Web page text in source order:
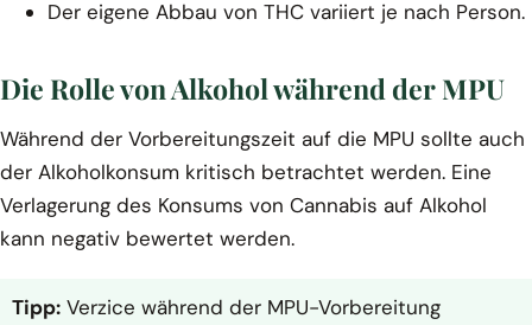
Der eigene Abbau von THC variiert je nach Person.
Die Rolle von Alkohol während der MPU
Während der Vorbereitungszeit auf die MPU sollte auch
der Alkoholkonsum kritisch betrachtet werden. Eine
Verlagerung des Konsums von Cannabis auf Alkohol
kann negativ bewertet werden.
Tipp: Verzice während der MPU-Vorbereitung